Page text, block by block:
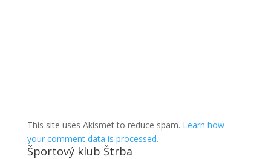
This site uses Akismet to reduce spam. Learn how
your comment data is processed.
Športový klub Štrba